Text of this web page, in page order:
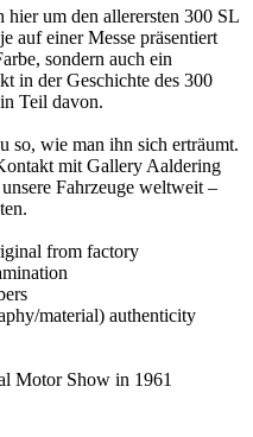
um den allerersten 300 SL
auf einer Messe präsentiert
sondern auch ein
in der Geschichte des 300
Teil davon.
so, wie man ihn sich erträumt.
mit Gallery Aaldering
Fahrzeuge weltweit –
from factory
material) authenticity
Motor Show in 1961